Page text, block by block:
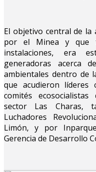
El objetivo central de la
por el Minea y que
instalaciones, era
generadoras acerca
ambientales dentro de
que acudieron líderes
comités
sector Las
Luchadores
Limón, y por
Gerencia de Desarrollo